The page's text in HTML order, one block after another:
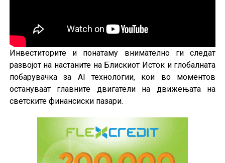
Инвеститорите и понатаму внимателно ги следат
развојот на настаните на Блискиот Исток и глобалната
побарувачка за AI технологии, кои во моментов
остануваат главните двигатели на движењата на
светските финансиски пазари.